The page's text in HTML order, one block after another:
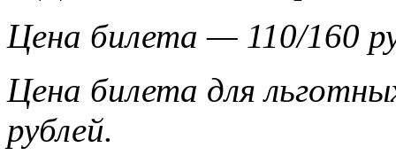
Цена билета — 110/160
Цена билета для
рублей.